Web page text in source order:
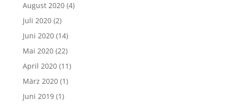
August 2020(4)
Juli 2020(2)
Juni 2020(14)
Mai 2020(22)
April 2020(11)
März 2020(1)
Juni 2019(1)